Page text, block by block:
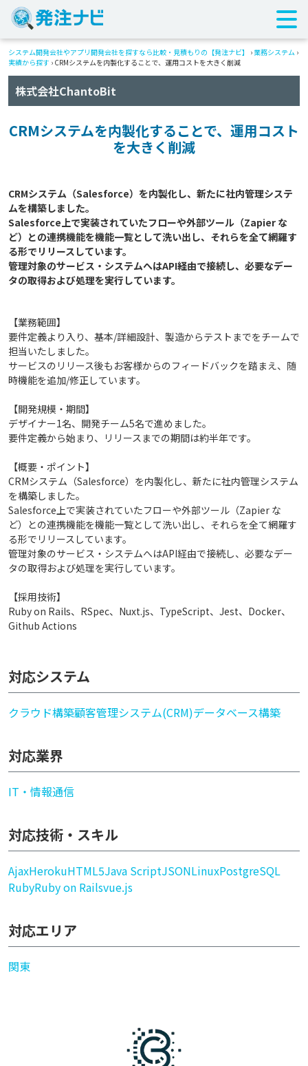
システム開発会社やアプリ開発会社を探すなら比較・見積もりの【発注ナビ】 › 業務システム ›
実績から探す › CRMシステムを内製化することで、運用コストを大きく削減
株式会社ChantoBit
CRMシステムを内製化することで、運用コスト
を大きく削減
CRMシステム（Salesforce）を内製化し、新たに社内管理システ
ムを構築しました。
Salesforce上で実装されていたフローや外部ツール（Zapier な
ど）との連携機能を機能一覧として洗い出し、それらを全て網羅す
る形でリリースしています。
管理対象のサービス・システムへはAPI経由で接続し、必要なデー
【業務範囲】
要件定義より入り、基本/詳細設計、製造からテストまでをチームで
担当いたしました。
サービスのリリース後もお客様からのフィードバックを踏まえ、随
時機能を追加/修正しています。
【開発規模・期間】
デザイナー1名、開発チーム5名で進めました。
要件定義から始まり、リリースまでの期間は約半年です。
【概要・ポイント】
CRMシステム（Salesforce）を内製化し、新たに社内管理システム
を構築しました。
Salesforce上で実装されていたフローや外部ツール（Zapier な
ど）との連携機能を機能一覧として洗い出し、それらを全て網羅す
る形でリリースしています。
管理対象のサービス・システムへはAPI経由で接続し、必要なデー
タの取得および処理を実行しています。
【採用技術】
Ruby on Rails、RSpec、Nuxt.js、TypeScript、Jest、Docker、
Github Actions
対応システム
クラウド構築顧客管理システム(CRM)データベース構築
対応業界
IT・情報通信
対応技術・スキル
AjaxHerokuHTML5Java ScriptJSONLinuxPostgreSQL
RubyRuby on Railsvue.js
対応エリア
関東